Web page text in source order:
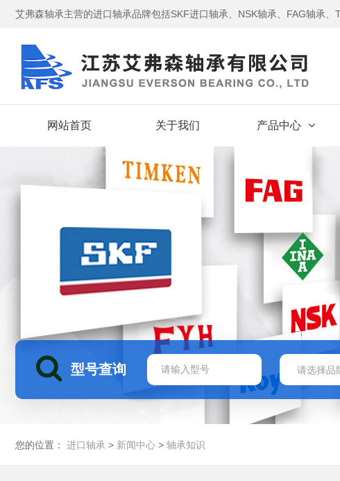
艾弗森轴承主营的进口轴承品牌包括SKF进口轴承、NSK轴承、FAG轴承、
网站首页 关于我们 产品中心
型号查询
您的位置： 进口轴承 > 新闻中心 > 轴承知识